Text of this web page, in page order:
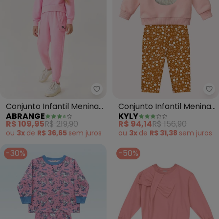
Abrange - Conjunto Infantil
Conjunto Infantil Menina
Hello Bunny (Rosa)
ABRANGE
R$ 109,95R$ 219,90
ou 3x de R$ 36,65 sem juros
Conjunto Infantil Menina
Coelhinho (Rosa)
KYLY
R$ 94,14R$ 156,90
ou 3x de R$ 31,38 sem juros
-30% -50%